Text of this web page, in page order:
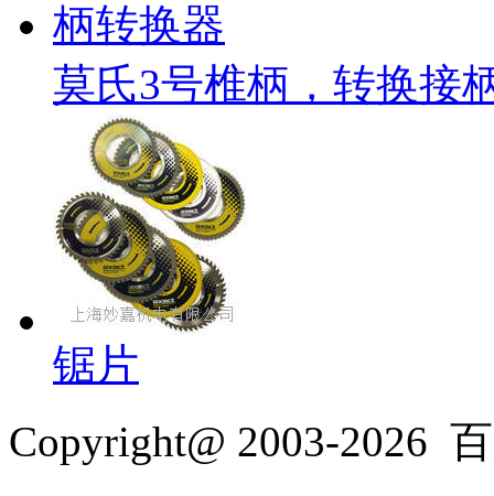
莫氏3号椎柄，转换接
锯片
Copyright@ 2003-2026 百